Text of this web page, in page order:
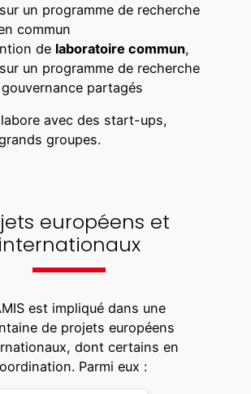
un programme de recherche
commun
de laboratoire commun,
un programme de recherche
partagés
avec des start-ups,
groupes.
européens et
internationaux
est impliqué dans une
de projets européens
dont certains en
Parmi eux :